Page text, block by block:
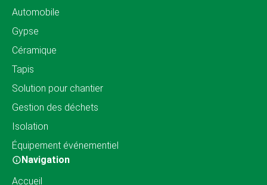
Automobile
Gypse
Céramique
Tapis
Solution pour chantier
Gestion des déchets
Isolation
Équipement événementiel
Navigation
Accueil